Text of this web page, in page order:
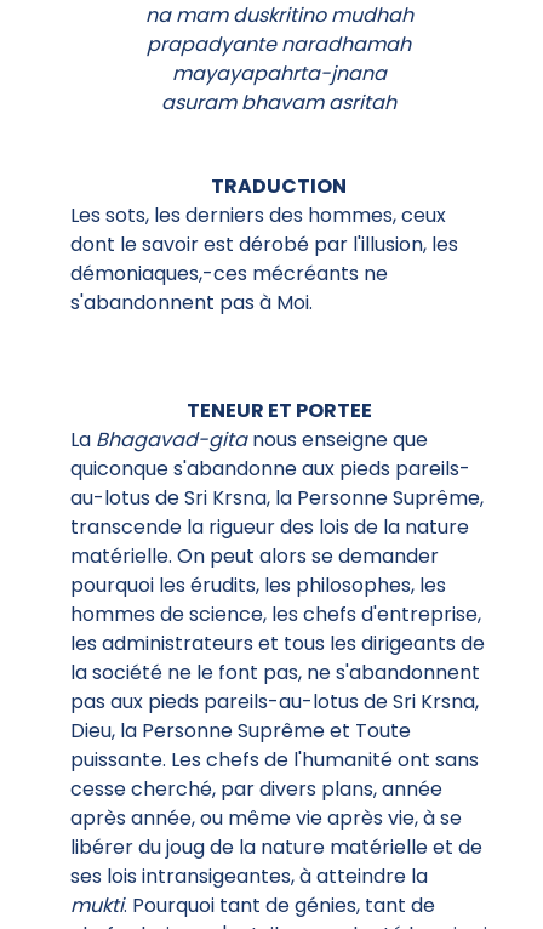
na mam duskritino mudhah
prapadyante naradhamah
mayayapahrta-jnana
asuram bhavam asritah
TRADUCTION
Les sots, les derniers des hommes, ceux
dont le savoir est dérobé par l'illusion, les
démoniaques,-ces mécréants ne
s'abandonnent pas à Moi.
TENEUR ET PORTEE
La Bhagavad-gitanous enseigne que
quiconque s'abandonne aux pieds pareils-
au-lotus de Sri Krsna, la Personne Suprême,
transcende la rigueur des lois de la nature
matérielle. On peut alors se demander
pourquoi les érudits, les philosophes, les
hommes de science, les chefs d'entreprise,
les administrateurs et tous les dirigeants de
la société ne le font pas, ne s'abandonnent
pas aux pieds pareils-au-lotus de Sri Krsna,
Dieu, la Personne Suprême et Toute
puissante. Les chefs de l'humanité ont sans
cesse cherché, par divers plans, année
après année, ou même vie après vie, à se
libérer du joug de la nature matérielle et de
ses lois intransigeantes, à atteindre la
mukti. Pourquoi tant de génies, tant de